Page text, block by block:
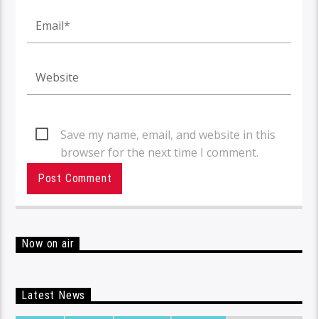
Save my name, email, and website in this
browser for the next time I comment.
Now on air
Latest News